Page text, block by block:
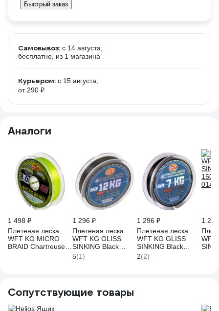
Быстрый заказ
Самовывоз: c 14 августа,
бесплатно , из 1 магазина
Курьером: c 15 августа,
от 290 ₽
Аналоги
1 498 ₽
Плетеная леска
WFT KG MICRO
BRAID Chartreuse
1 296 ₽
Плетеная леска
WFT KG GLISS
SINKING Black
150/018 1D-C-226-
018
5(1)
1 296 ₽
Плетеная леска
WFT KG GLISS
SINKING Black
150/012 1D-C-226-
012
2(2)
1
WFT
Сопутствующие товары